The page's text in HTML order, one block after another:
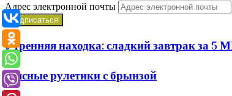
Адрес электронной почты
Утренняя находка: сладкий завтрак за
Мясные рулетики с брынзой